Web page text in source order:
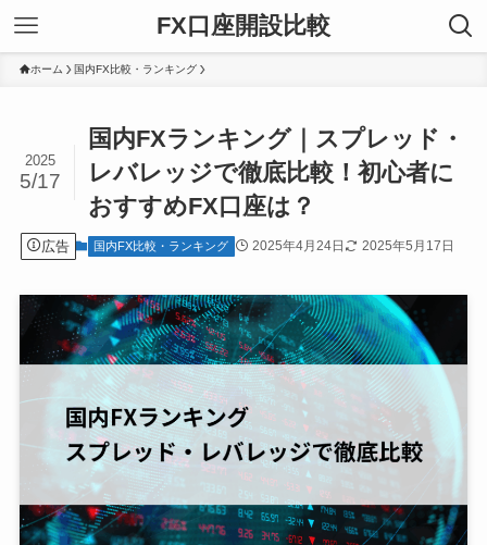
FX口座開設比較
ホーム 国内FX比較・ランキング
国内FXランキング｜スプレッド・
レバレッジで徹底比較！初心者に
おすすめFX口座は？
2025
5/17
広告 国内FX比較・ランキング 2025年4月24日 2025年5月17日